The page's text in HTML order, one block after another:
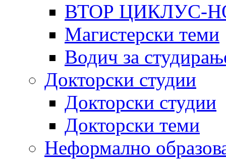
ВТОР ЦИКЛУС-
Магистерски теми
Водич за
Докторски студии
Докторски студии
Докторски теми
Неформално